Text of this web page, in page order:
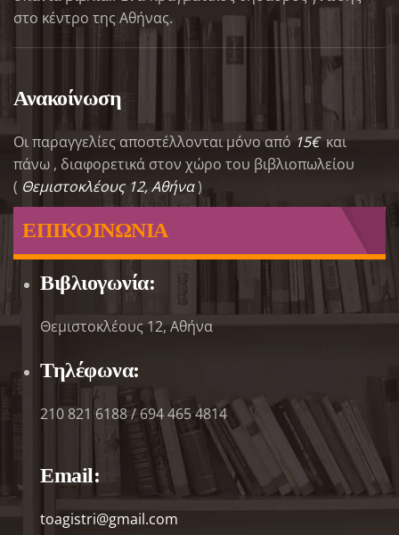
στο κέντρο της Αθήνας.
Ανακοίνωση
Οι παραγγελίες αποστέλλονται μόνο από 15€και
πάνω , διαφορετικά στον χώρο του βιβλιοπωλείου
( Θεμιστοκλέους 12, Αθήνα)
ΕΠΙΚΟΙΝΩΝΙΑ
Βιβλιογωνία:
Θεμιστοκλέους 12, Αθήνα
Τηλέφωνα:
210 821 6188 / 694 465 4814
Email:
toagistri@gmail.com